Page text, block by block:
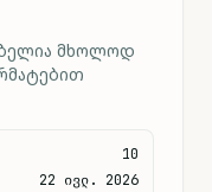
მხოლოდ
10
22 ივლ. 2026